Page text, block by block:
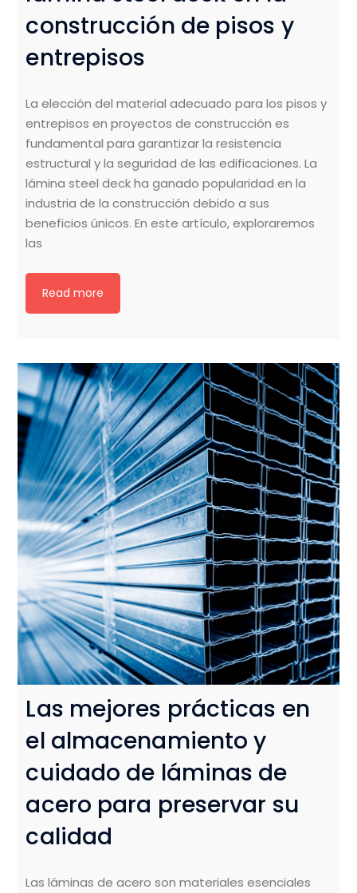
construcción de pisos y
entrepisos
La elección del material adecuado para los pisos y
entrepisos en proyectos de construcción es
fundamental para garantizar la resistencia
estructural y la seguridad de las edificaciones. La
lámina steel deck ha ganado popularidad en la
industria de la construcción debido a sus
beneficios únicos. En este artículo, exploraremos
las
Read more
Las mejores prácticas en
el almacenamiento y
cuidado de láminas de
acero para preservar su
calidad
Las láminas de acero son materiales esenciales